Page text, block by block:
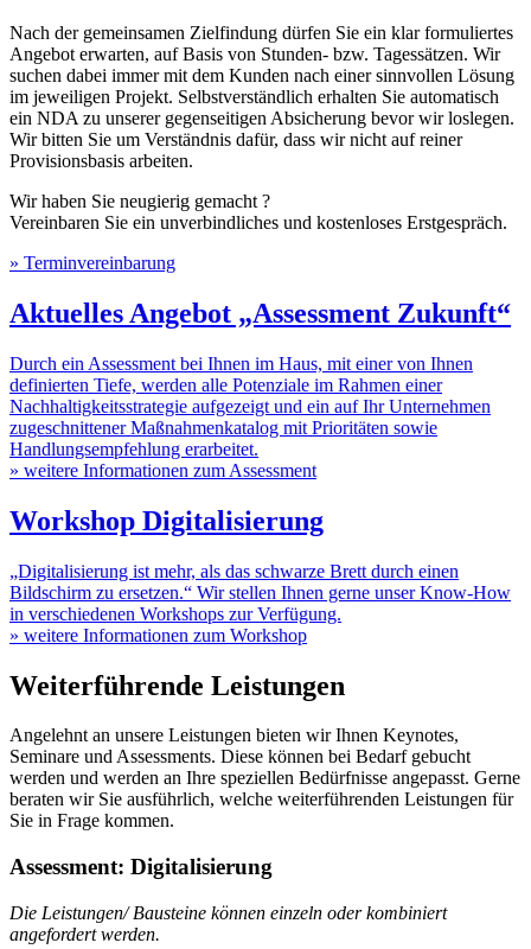
Nach der gemeinsamen Zielfindung dürfen Sie ein klar formuliertes
Angebot erwarten, auf Basis von Stunden- bzw. Tagessätzen. Wir
suchen dabei immer mit dem Kunden nach einer sinnvollen Lösung
im jeweiligen Projekt. Selbstverständlich erhalten Sie automatisch
ein NDA zu unserer gegenseitigen Absicherung bevor wir loslegen.
Wir bitten Sie um Verständnis dafür, dass wir nicht auf reiner
Provisionsbasis arbeiten.
Wir haben Sie neugierig gemacht ?
Vereinbaren Sie ein unverbindliches und kostenloses Erstgespräch.
» Terminvereinbarung
Aktuelles Angebot „Assessment Zukunft“
Durch ein Assessment bei Ihnen im Haus, mit einer von Ihnen
definierten Tiefe, werden alle Potenziale im Rahmen einer
Nachhaltigkeitsstrategie aufgezeigt und ein auf Ihr Unternehmen
zugeschnittener Maßnahmenkatalog mit Prioritäten sowie
Handlungsempfehlung erarbeitet.
» weitere Informationen zum Assessment
Workshop Digitalisierung
„Digitalisierung ist mehr, als das schwarze Brett durch einen
Bildschirm zu ersetzen.“ Wir stellen Ihnen gerne unser Know-How
in verschiedenen Workshops zur Verfügung.
» weitere Informationen zum Workshop
Weiterführende Leistungen
Angelehnt an unsere Leistungen bieten wir Ihnen Keynotes,
Seminare und Assessments. Diese können bei Bedarf gebucht
werden und werden an Ihre speziellen Bedürfnisse angepasst. Gerne
beraten wir Sie ausführlich, welche weiterführenden Leistungen für
Sie in Frage kommen.
Assessment: Digitalisierung
Die Leistungen/ Bausteine können einzeln oder kombiniert
angefordert werden.